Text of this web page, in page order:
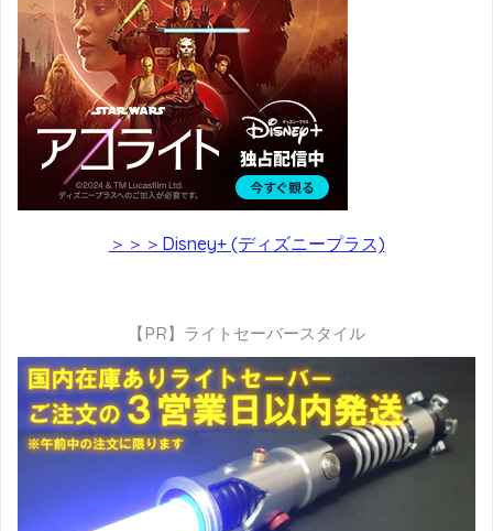
＞＞＞Disney+ (ディズニープラス)
【PR】ライトセーバースタイル